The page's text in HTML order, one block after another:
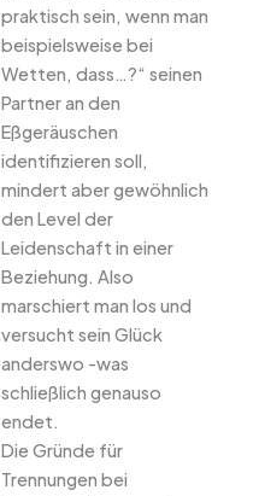
praktisch sein, wenn man
beispielsweise bei
Wetten, dass…?“ seinen
Partner an den
Eßgeräuschen
identifizieren soll,
mindert aber gewöhnlich
den Level der
Leidenschaft in einer
Beziehung. Also
marschiert man los und
versucht sein Glück
anderswo -was
schließlich genauso
endet.
Die Gründe für
Trennungen bei